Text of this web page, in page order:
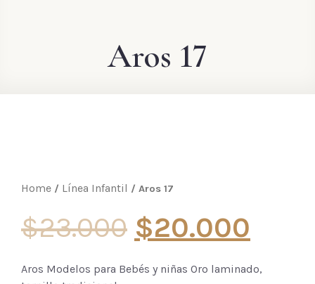
Aros 17
Home / Línea Infantil / Aros 17
$23.000 $20.000
Aros Modelos para Bebés y niñas Oro laminado,